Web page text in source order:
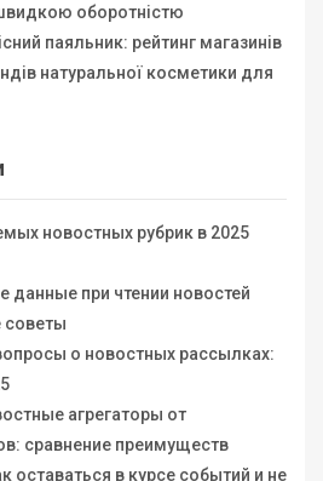
оборотністю
паяльник: рейтинг магазинів
натуральної косметики для
новостных рубрик в 2025
данные при чтении новостей
советы
о новостных рассылках:
агрегаторы от
сравнение преимуществ
оставаться в курсе событий и не